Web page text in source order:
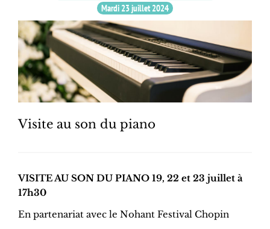
Mardi 23 juillet 2024
Visite au son du piano
VISITE AU SON DU PIANO 19, 22 et 23 juillet à
17h30
En partenariat avec le Nohant Festival Chopin